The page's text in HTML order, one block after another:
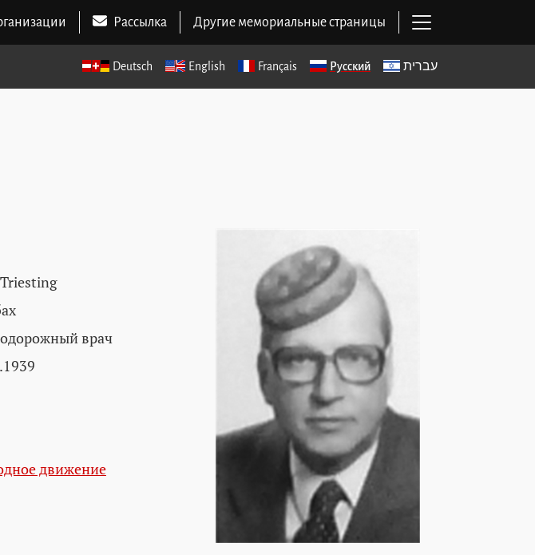
Рассылка Другие мемориальные страницы
Deutsch English Français Русский עברית
врач
движение